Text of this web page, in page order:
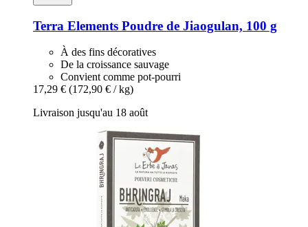
Terra Elements Poudre de Jiaogulan, 100 g
À des fins décoratives
De la croissance sauvage
Convient comme pot-pourri
17,29 € (172,90 € / kg)
Livraison jusqu'au 18 août